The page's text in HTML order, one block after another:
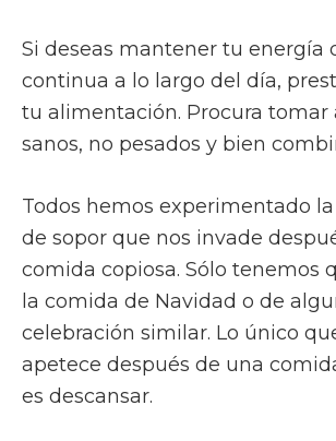
Si deseas mantener tu energía
continua a lo largo del día,
tu alimentación. Procura tomar
sanos, no pesados y bien
Todos hemos experimentado
de sopor que nos invade
comida copiosa. Sólo tenemos
la comida de Navidad o de
celebración similar. Lo único
apetece después de una
es descansar.